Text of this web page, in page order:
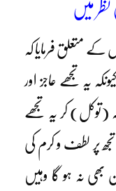
میں
کے متعلق فرمایا کہ
یہ تجھے عاجز اور
(توکل) کر یہ تجھے
پر لطف و کرم کی
بھی نہ ہو گا وہیں